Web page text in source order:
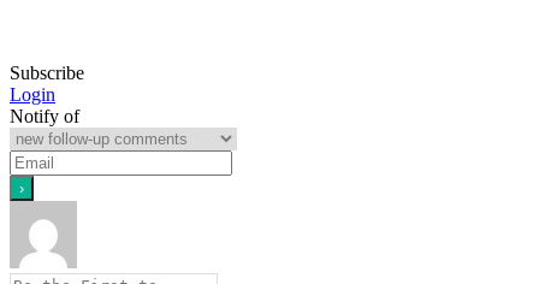
Subscribe
Login
Notify of